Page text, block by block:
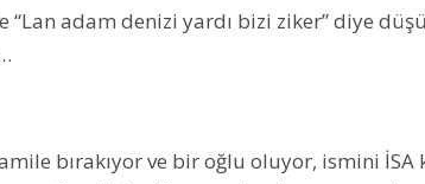
“Lan adam denizi yardı bizi ziker” diye
bırakıyor ve bir oğlu oluyor, ismini